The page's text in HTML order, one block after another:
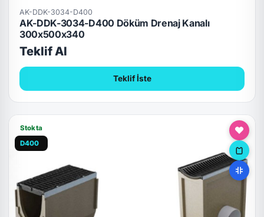
AK-DDK-3034-D400
AK-DDK-3034-D400 Döküm Drenaj Kanalı
300x500x340
Teklif Al
Teklif İste
Stokta
D400